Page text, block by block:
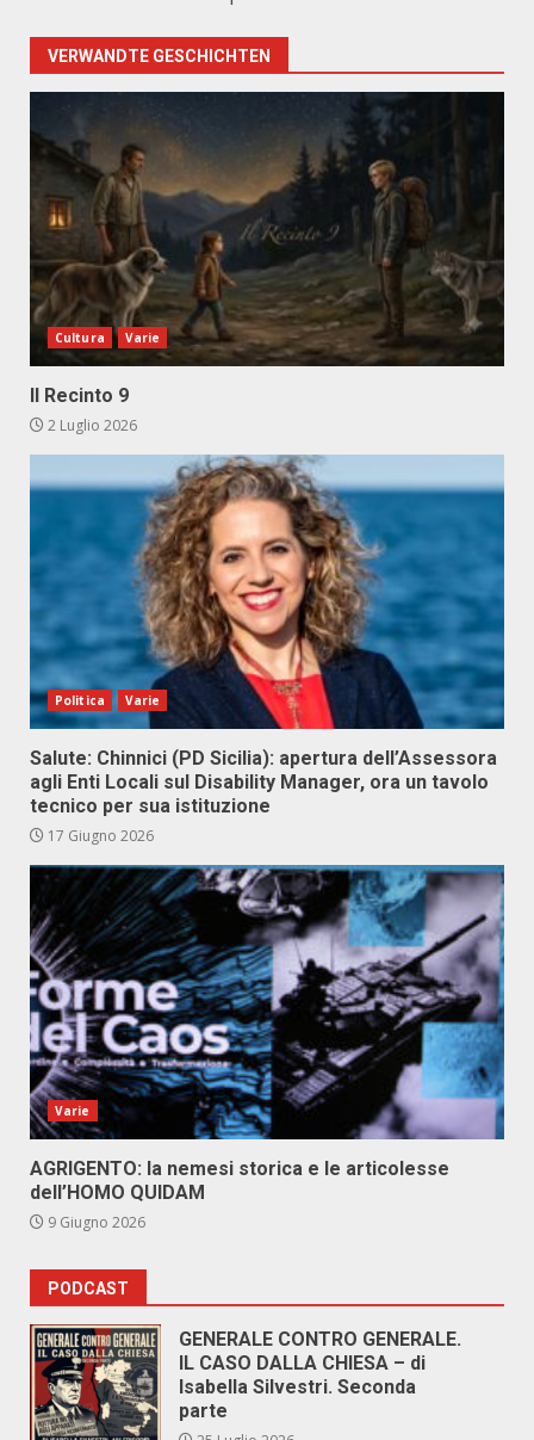
VERWANDTE GESCHICHTEN
Cultura Varie
Il Recinto 9
2 Luglio 2026
Politica Varie
Salute: Chinnici (PD Sicilia): apertura dell’Assessora
agli Enti Locali sul Disability Manager, ora un tavolo
tecnico per sua istituzione
17 Giugno 2026
Varie
AGRIGENTO: la nemesi storica e le articolesse
dell’HOMO QUIDAM
9 Giugno 2026
PODCAST
GENERALE CONTRO GENERALE.
IL CASO DALLA CHIESA – di
Isabella Silvestri. Seconda
parte